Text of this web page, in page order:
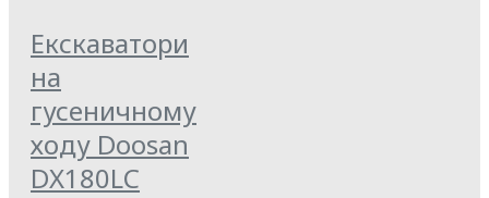
Екскаватори
на
гусеничному
ходу Doosan
DX180LC